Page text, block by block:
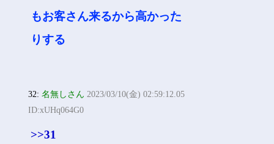
もお客さん来るから高かった
りする
32:名無しさん 2023/03/10(金) 02:59:12.05
ID:xUHq064G0
>>31